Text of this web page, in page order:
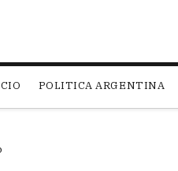
POLITICA ARGENTINA